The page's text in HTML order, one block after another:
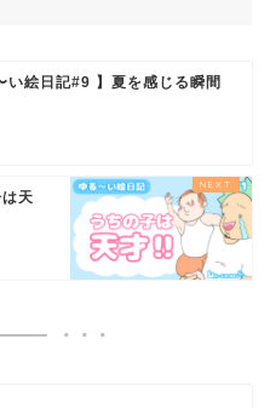
い絵日記#9 】夏を感じる瞬間
天